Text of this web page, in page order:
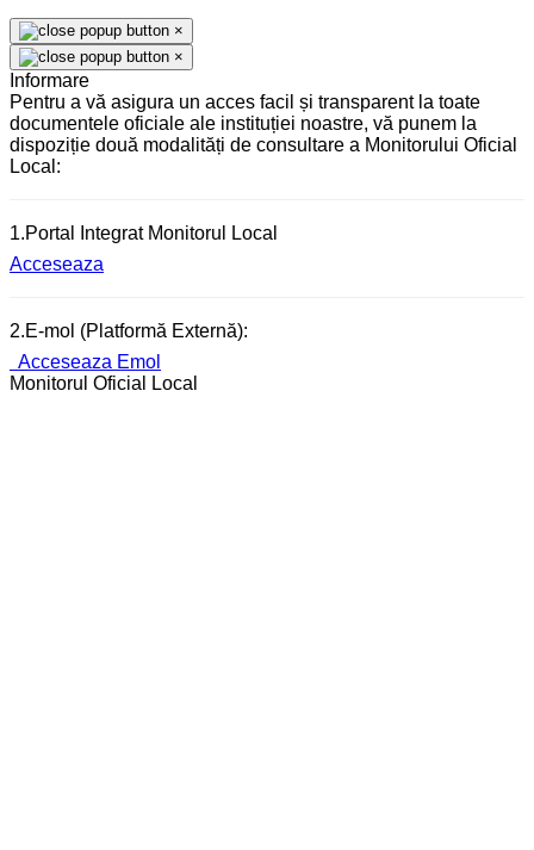
×
×
Informare
Pentru a vă asigura un acces facil și transparent la toate
documentele oficiale ale instituției noastre, vă punem la
dispoziție două modalități de consultare a Monitorului Oficial
Local:
1.Portal Integrat Monitorul Local
Acceseaza
2.E-mol (Platformă Externă):
Acceseaza Emol
Monitorul Oficial Local